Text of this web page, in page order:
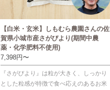
【白米・玄米】しもむら農園さんの佐
賀県小城市産さがびより(期間中農
薬・化学肥料不使用)
7,398円 〜
『さがびより』は粒が大きく、しっかり
とした粒感が特徴で食べ応えのあるお米